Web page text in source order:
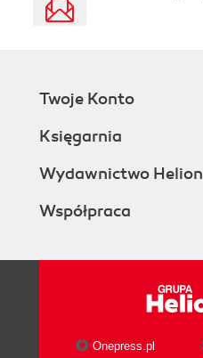
Twoje Konto
Księgarnia
Wydawnictwo Helion
Współpraca
Onepress.pl